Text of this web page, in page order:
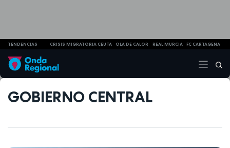
TENDENCIAS CRISIS MIGRATORIA CEUTA OLA DE CALOR REAL MURCIA FC CARTAGENA
GOBIERNO CENTRAL